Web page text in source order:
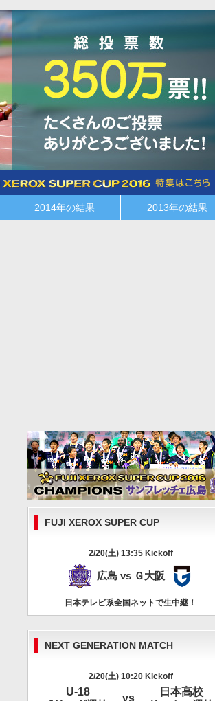
2014年の結果 2013年の結果
FUJI XEROX SUPER CUP
2/20(土) 13:35 Kickoff
広島
広島 vsＧ大阪
日本テレビ系全国ネットで生中継！
NEXT GENERATION MATCH
2/20(土) 10:20 Kickoff
U-18
vs
日本高校